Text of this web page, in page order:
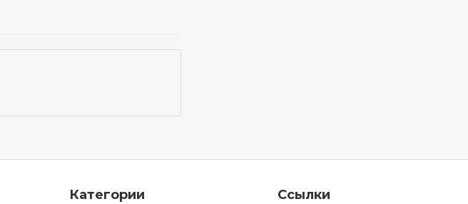
Категории Ссылки